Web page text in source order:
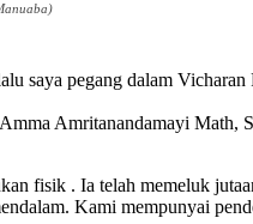
saya pegang dalam
Amritanandamayi
fisik . Ia telah memeluk
Kami mempunyai